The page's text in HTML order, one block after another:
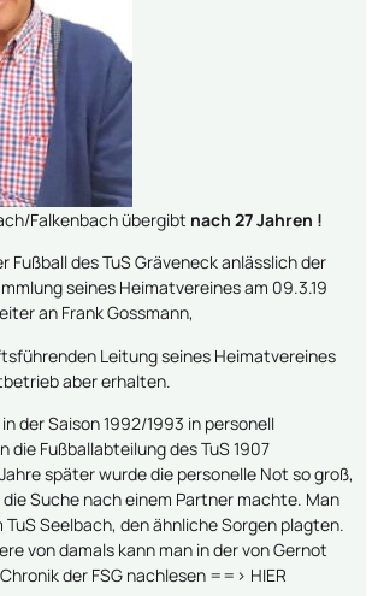
Falkenbach übergibt nach 27 Jahren !
Fußball des TuS Gräveneck anlässlich der
seines Heimatvereines am 09.3.19
an Frank Gossmann,
Leitung seines Heimatvereines
aber erhalten.
der Saison 1992/1993 in personell
die Fußballabteilung des TuS 1907
später wurde die personelle Not so groß,
Suche nach einem Partner machte. Man
Seelbach, den ähnliche Sorgen plagten.
von damals kann man in der von Gernot
der FSG nachlesen ==> HIER